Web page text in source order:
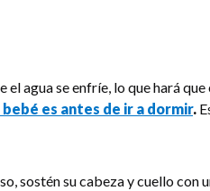
agua se enfríe, lo que hará
es antes de ir a dormir.
sostén su cabeza y cuello